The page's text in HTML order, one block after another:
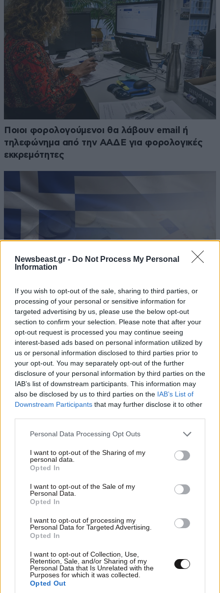
Newsbeast.gr - Do Not Process My Personal
Information
If you wish to opt-out of the sale, sharing to third parties, or
processing of your personal or sensitive information for
targeted advertising by us, please use the below opt-out
section to confirm your selection. Please note that after your
opt-out request is processed you may continue seeing
interest-based ads based on personal information utilized by
us or personal information disclosed to third parties prior to
your opt-out. You may separately opt-out of the further
disclosure of your personal information by third parties on the
IAB’s list of downstream participants. This information may
also be disclosed by us to third parties on the IAB’s List of
Downstream Participants that may further disclose it to other
Please note that this website/app uses one or more Google
not limited to your visit or usage behaviour. You may click to
grant or deny consent to Google and its third-party tags to
use your data for below specified purposes in below Google
consent section.
Personal Data Processing Opt Outs
I want to opt-out of the Sharing of my
personal data.
Opted In
I want to opt-out of the Sale of my
Personal Data.
Opted In
I want to opt-out of processing my
Personal Data for Targeted Advertising.
Opted In
I want to opt-out of Collection, Use,
Retention, Sale, and/or Sharing of my
Personal Data that Is Unrelated with the
Purposes for which it was collected.
Opted Out
Ποιοι φορολογούμενοι θα λάβουν email ή
τηλεφώνημα από την ΑΑΔΕ για φορολογικές
εκκρεμότητες
Πληρωμές e-ΕΦΚΑ και ΔΥΠΑ: Πάνω από 56
εκατ. ευρώ σε 58.000 δικαιούχους έως τις 14
Αυγούστου
Ακολουθήστε τοNEWSBEASTστοGoogle News
και μάθετε πρώτοι όλες τις ειδήσεις